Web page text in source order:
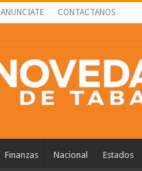
ANUNCIATE CONTACTANOS
Finanzas Nacional Estados